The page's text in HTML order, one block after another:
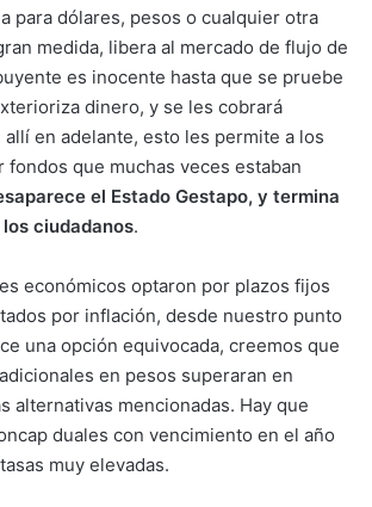
para dólares, pesos o cualquier otra
medida, libera al mercado de flujo de
es inocente hasta que se pruebe
dinero, y se les cobrará
en adelante, esto les permite a los
que muchas veces estaban
el Estado Gestapo, y termina
ciudadanos.
económicos optaron por plazos fijos
por inflación, desde nuestro punto
una opción equivocada, creemos que
en pesos superaran en
alternativas mencionadas. Hay que
duales con vencimiento en el año
muy elevadas.